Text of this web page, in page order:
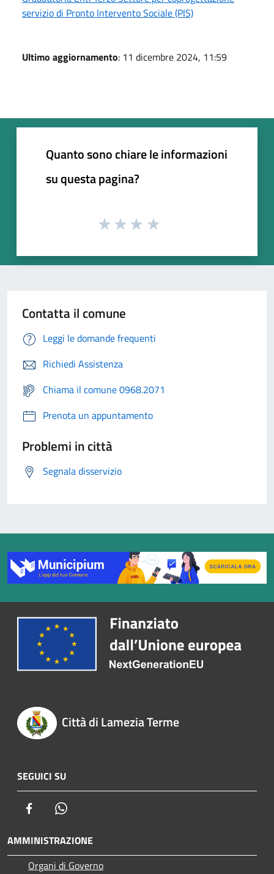
servizio di Pronto Intervento Sociale (PIS)
Ultimo aggiornamento: 11 dicembre 2024, 11:59
Quanto sono chiare le informazioni
su questa pagina?
Contatta il comune
Leggi le domande frequenti
Richiedi Assistenza
Chiama il comune 0968.2071
Prenota un appuntamento
Problemi in città
Segnala disservizio
Città di Lamezia Terme
SEGUICI SU
Facebook
AMMINISTRAZIONE
Organi di Governo